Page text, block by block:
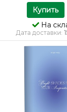
Купить
На
Дата доставки: